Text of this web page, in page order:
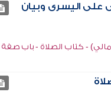
على اليسرى وبيان
- كتاب الصلاة - باب صفة